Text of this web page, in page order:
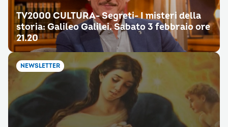
TV2000 CULTURA- Segreti- I misteri della
storia: Galileo Galilei. Sabato 3 febbraio ore
21.20
NEWSLETTER